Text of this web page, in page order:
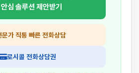
안심 솔루션 제안받기
문가 직통 빠른 전화상담
로시콜 전화상담권